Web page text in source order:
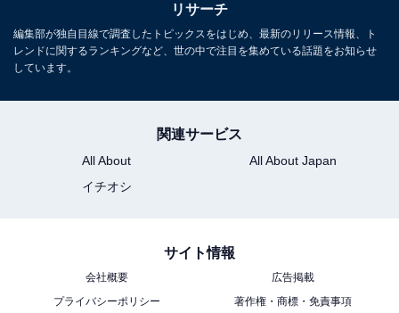
1 2
リサーチ
編集部が独自目線で調査したトピックスをはじめ、最新のリリース情報、ト
レンドに関するランキングなど、世の中で注目を集めている話題をお知らせ
しています。
関連サービス
All About
All About Japan
イチオシ
サイト情報
会社概要
広告掲載
プライバシーポリシー
著作権・商標・免責事項